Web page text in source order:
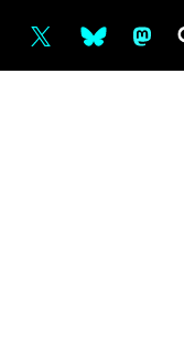
bsky ms